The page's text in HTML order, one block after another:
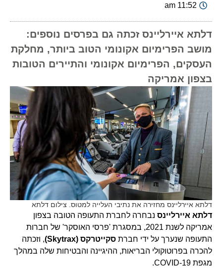
11:52 am
דלתא איירליינס זכתה גם בפרסים נוספים:
מושב הפרימיום אקונומי הטוב ביותר, מחלקת
העסקים, הפרימיום אקונומי והתיירים הטובות
בצפון אמריקה
דלתא איירליינס מחזירה את נתיבי העלייה למטוס. צילום דלתא
דלתא איירליינסנבחרה לחברת התעופה הטובה בצפון
אמריקה לשנת 2021, במסגרת 'פרסי האוסקר' של חברות
התעופה שנערך על ידי חברתסקייטרקס (Skytrax)
, וזכתה
להכרה בפרוטוקולי הבריאות, ההיגיינה והבטיחות שלה במהלך
מגפת COVID-19.